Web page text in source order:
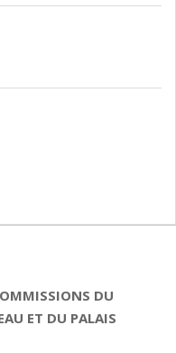
DU
ET DU PALAIS